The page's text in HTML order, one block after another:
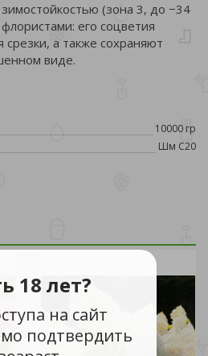
18 лет?
на сайт
подтвердить
(зона 3, до −34
его соцветия
срезки, а также сохраняют
виде.
10000 гр
Шм С20